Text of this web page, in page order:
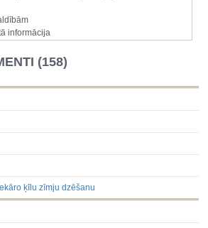
informācija
būtisku akciju paketi
akciju iegāde vai atsavināšana
skaits un kapitāls
aktiem
(158)
ķīlu zīmju dzēšanu